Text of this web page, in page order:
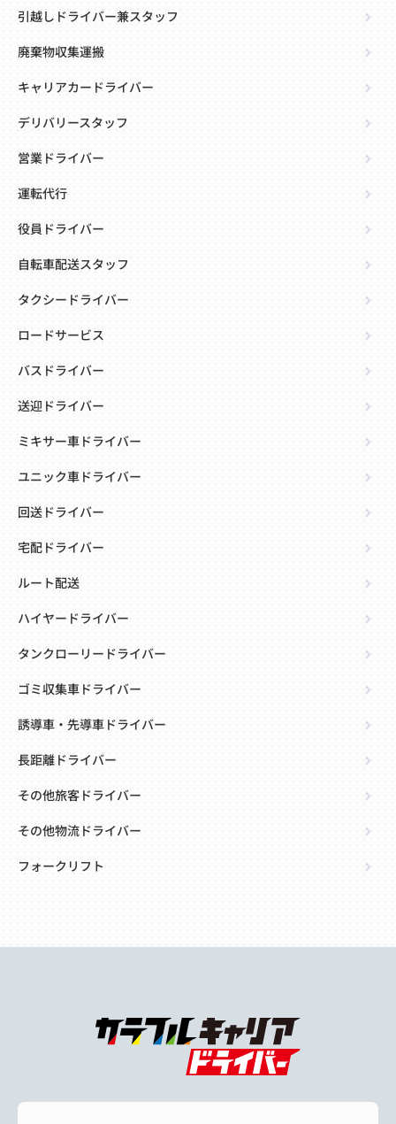
引越しドライバー兼スタッフ
廃棄物収集運搬
キャリアカードライバー
デリバリースタッフ
営業ドライバー
運転代行
役員ドライバー
自転車配送スタッフ
タクシードライバー
ロードサービス
バスドライバー
送迎ドライバー
ミキサー車ドライバー
ユニック車ドライバー
回送ドライバー
宅配ドライバー
ルート配送
ハイヤードライバー
タンクローリードライバー
ゴミ収集車ドライバー
誘導車・先導車ドライバー
長距離ドライバー
その他旅客ドライバー
その他物流ドライバー
フォークリフト